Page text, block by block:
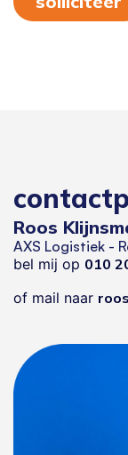
Roos
AXS Logistiek -
bel mij op 010
of mail naar